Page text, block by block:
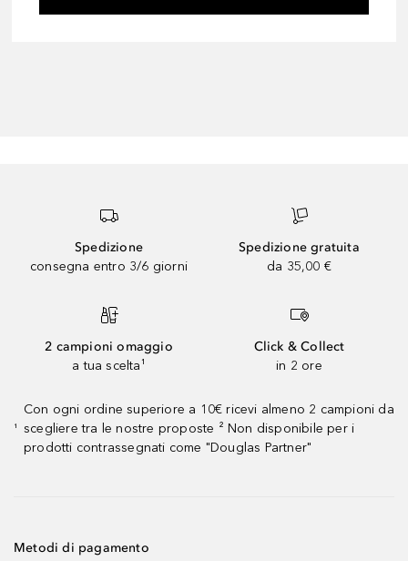
Spedizione
consegna entro 3/6 giorni
Spedizione gratuita
da 35,00 €
2 campioni omaggio
a tua scelta¹
Click & Collect
in 2 ore
¹
Con ogni ordine superiore a 10€ ricevi almeno 2 campioni da
scegliere tra le nostre proposte ² Non disponibile per i
prodotti contrassegnati come "Douglas Partner"
Metodi di pagamento